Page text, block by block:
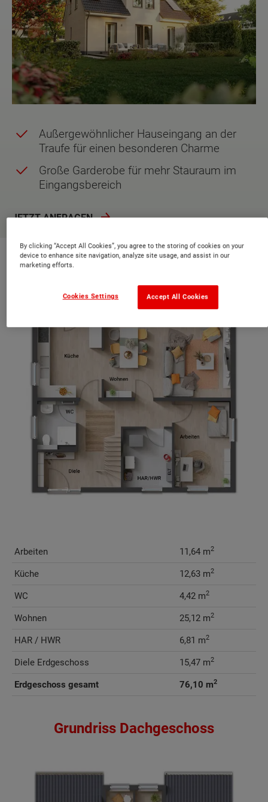
Außergewöhnlicher Hauseingang an der
Traufe für einen besonderen Charme
Große Garderobe für mehr Stauraum im
Eingangsbereich
JETZT ANFRAGEN
Grundriss Erdgeschoss
Arbeiten 11,64 m2
Küche 12,63 m2
WC 4,42 m2
Wohnen 25,12 m2
HAR / HWR 6,81 m2
Diele Erdgeschoss 15,47 m2
Erdgeschoss gesamt 76,10 m2
Grundriss Dachgeschoss
By clicking “Accept All Cookies”, you agree to the storing of cookies on your
device to enhance site navigation, analyze site usage, and assist in our
marketing efforts.
Accept All Cookies
Cookies Settings